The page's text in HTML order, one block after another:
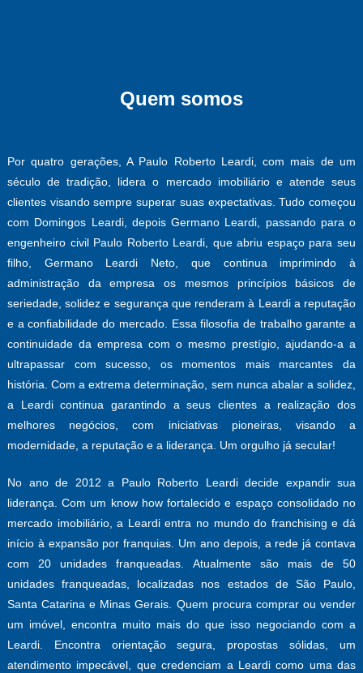
Quem somos
Por quatro gerações, A Paulo Roberto Leardi, com mais de um
século de tradição, lidera o mercado imobiliário e atende seus
clientes visando sempre superar suas expectativas. Tudo começou
com Domingos Leardi, depois Germano Leardi, passando para o
engenheiro civil Paulo Roberto Leardi, que abriu espaço para seu
filho, Germano Leardi Neto, que continua imprimindo à
administração da empresa os mesmos princípios básicos de
seriedade, solidez e segurança que renderam à Leardi a reputação
e a confiabilidade do mercado. Essa filosofia de trabalho garante a
continuidade da empresa com o mesmo prestígio, ajudando-a a
ultrapassar com sucesso, os momentos mais marcantes da
história. Com a extrema determinação, sem nunca abalar a solidez,
a Leardi continua garantindo a seus clientes a realização dos
melhores negócios, com iniciativas pioneiras, visando a
modernidade, a reputação e a liderança. Um orgulho já secular!
No ano de 2012 a Paulo Roberto Leardi decide expandir sua
liderança. Com um know how fortalecido e espaço consolidado no
mercado imobiliário, a Leardi entra no mundo do franchising e dá
início à expansão por franquias. Um ano depois, a rede já contava
com 20 unidades franqueadas. Atualmente são mais de 50
unidades franqueadas, localizadas nos estados de São Paulo,
Santa Catarina e Minas Gerais. Quem procura comprar ou vender
um imóvel, encontra muito mais do que isso negociando com a
Leardi. Encontra orientação segura, propostas sólidas, um
atendimento impecável, que credenciam a Leardi como uma das